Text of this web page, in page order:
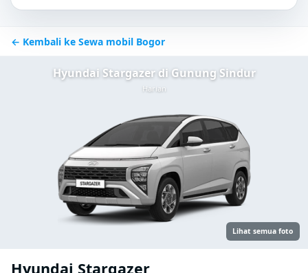
← Kembali ke Sewa mobil Bogor
Hyundai Stargazer di Gunung Sindur
Harian
Lihat semua foto
Hyundai Stargazer